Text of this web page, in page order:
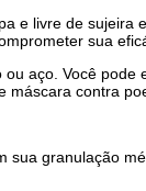
e livre de
sua
aço. Você
contra
granulação